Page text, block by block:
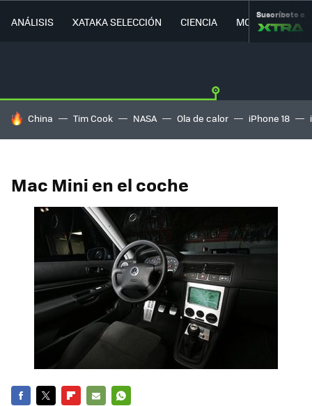
ANÁLISIS XATAKA SELECCIÓN CIENCIA MOVILIDAD
Suscríbete a
HOY SE HABLA DE
China Tim Cook NASA Ola de calor iPhone 18
Mac Mini en el coche